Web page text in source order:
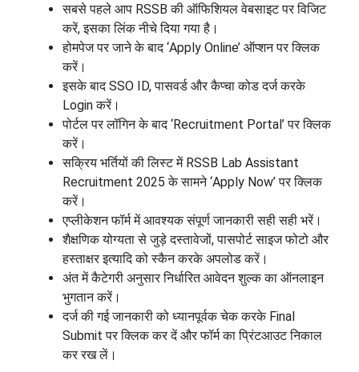
सबसे पहले आप RSSB की ऑफिशियल वेबसाइट पर विजिट
करें, इसका लिंक नीचे दिया गया है।
होमपेज पर जाने के बाद ‘Apply Online’ ऑप्शन पर क्लिक
करें।
इसके बाद SSO ID, पासवर्ड और कैप्चा कोड दर्ज करके
Login करें।
पोर्टल पर लॉगिन के बाद ‘Recruitment Portal’ पर क्लिक
करें।
सक्रिय भर्तियों की लिस्ट में RSSB Lab Assistant
Recruitment 2025 के सामने ‘Apply Now’ पर क्लिक
करें।
एप्लीकेशन फॉर्म में आवश्यक संपूर्ण जानकारी सही सही भरें।
शैक्षणिक योग्यता से जुड़े दस्तावेजों, पासपोर्ट साइज फोटो और
हस्ताक्षर इत्यादि को स्कैन करके अपलोड करें।
अंत में कैटेगरी अनुसार निर्धारित आवेदन शुल्क का ऑनलाइन
भुगतान करें।
दर्ज की गई जानकारी को ध्यानपूर्वक चेक करके Final
Submit पर क्लिक कर दें और फॉर्म का प्रिंटआउट निकाल
कर रख लें।